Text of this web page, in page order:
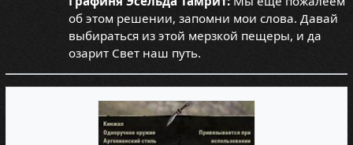
об этом решении, запомни мои слова. Давай
выбираться из этой мерзкой пещеры, и да
озарит Свет наш путь.